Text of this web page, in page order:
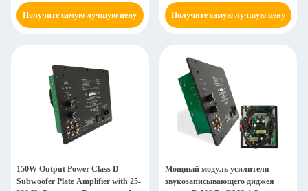
шкафов субвуфера для диджеев
Получите самую лучшую цену
Response and Toroidal Power
Supply
Получите самую лучшую цену
150W Output Power Class D
Subwoofer Plate Amplifier with 25-
Мощный модуль усилителя
звукозаписывающего диджея